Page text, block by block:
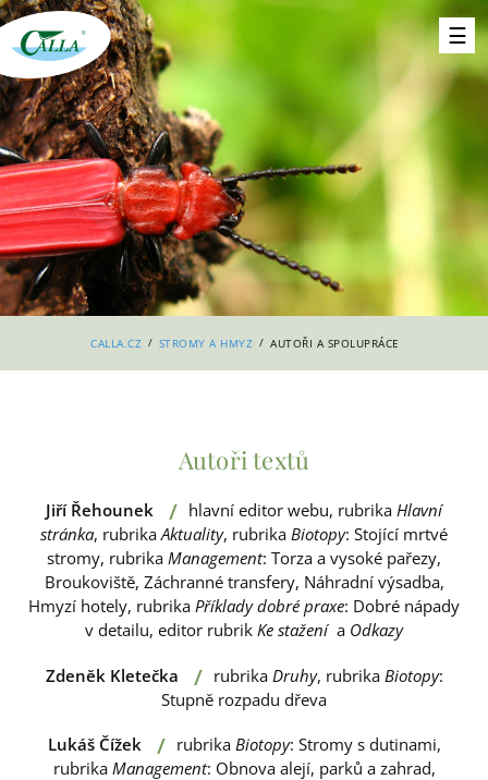
CALLA.CZ / STROMY A HMYZ / AUTOŘI A SPOLUPRÁCE
Autoři textů
Jiří Řehounek / hlavní editor webu, rubrika Hlavní
stránka, rubrikaAktuality, rubrika Biotopy: Stojící mrtvé
stromy, rubrika Management: Torza a vysoké pařezy,
Broukoviště, Záchranné transfery, Náhradní výsadba,
Hmyzí hotely, rubrika Příklady dobré praxe: Dobré nápady
v detailu, editor rubrik Ke staženía Odkazy
Zdeněk Kletečka / rubrika Druhy, rubrika Biotopy:
Stupně rozpadu dřeva
Lukáš Čížek / rubrika Biotopy: Stromy s dutinami,
rubrika Management: Obnova alejí, parků a zahrad,